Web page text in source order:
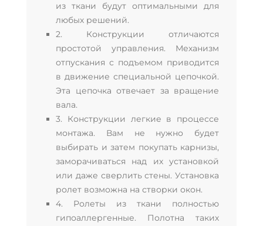
из ткани будут оптимальными для
любых решений.
2. Конструкции отличаются
простотой управления. Механизм
отпускания с подъемом приводится
в движение специальной цепочкой.
Эта цепочка отвечает за вращение
вала.
3. Конструкции легкие в процессе
монтажа. Вам не нужно будет
выбирать и затем покупать карнизы,
заморачиваться над их установкой
или даже сверлить стены. Установка
ролет возможна на створки окон.
4. Ролеты из ткани полностью
гипоаллергенные. Полотна таких